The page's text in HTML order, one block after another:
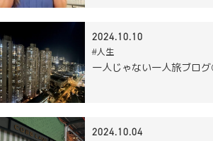
2024.10.10
#人生
一人じゃない一人旅ブロ
2024.10.04